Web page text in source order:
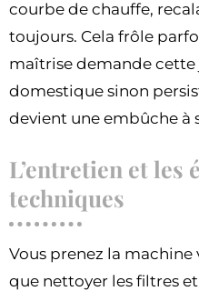
courbe de chauffe,
toujours. Cela frôle
maîtrise demande cette
domestique sinon
devient une embûche à
L’entretien et les
techniques
Vous prenez la
que nettoyer les filtres